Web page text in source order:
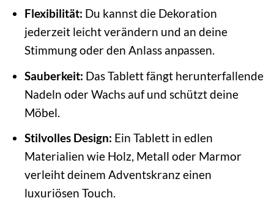
Flexibilität: Du kannst die Dekoration
jederzeit leicht verändern und an deine
Stimmung oder den Anlass anpassen.
Sauberkeit: Das Tablett fängt herunterfallende
Nadeln oder Wachs auf und schützt deine
Möbel.
Stilvolles Design: Ein Tablett in edlen
Materialien wie Holz, Metall oder Marmor
verleiht deinem Adventskranz einen
luxuriösen Touch.